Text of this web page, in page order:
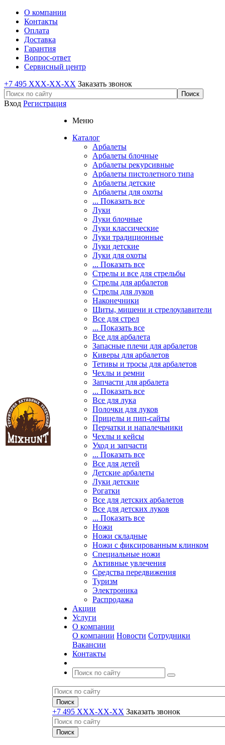
О компании
Контакты
Оплата
Доставка
Гарантия
Вопрос-ответ
Сервисный центр
+7 495 XXX-XX-XX Заказать звонок
Вход Регистрация
Меню
Каталог
Арбалеты
Арбалеты блочные
Арбалеты рекурсивные
Арбалеты пистолетного типа
Арбалеты детские
Арбалеты для охоты
... Показать все
Луки
Луки блочные
Луки классические
Луки традиционные
Луки детские
Луки для охоты
... Показать все
Стрелы и все для стрельбы
Стрелы для арбалетов
Стрелы для луков
Наконечники
Щиты, мишени и стрелоулавители
Все для стрел
... Показать все
Все для арбалета
Запасные плечи для арбалетов
Киверы для арбалетов
Тетивы и тросы для арбалетов
Чехлы и ремни
Запчасти для арбалета
... Показать все
Все для лука
Полочки для луков
Прицелы и пип-сайты
Перчатки и напалечьники
Чехлы и кейсы
Уход и запчасти
... Показать все
Все для детей
Детские арбалеты
Луки детские
Рогатки
Все для детских арбалетов
Все для детских луков
... Показать все
Ножи
Ножи складные
Ножи с фиксированным клинком
Специальные ножи
Активные увлечения
Средства передвижения
Туризм
Электроника
Распродажа
Акции
Услуги
О компании
О компании Новости Сотрудники
Вакансии
Контакты
+7 495 XXX-XX-XX Заказать звонок